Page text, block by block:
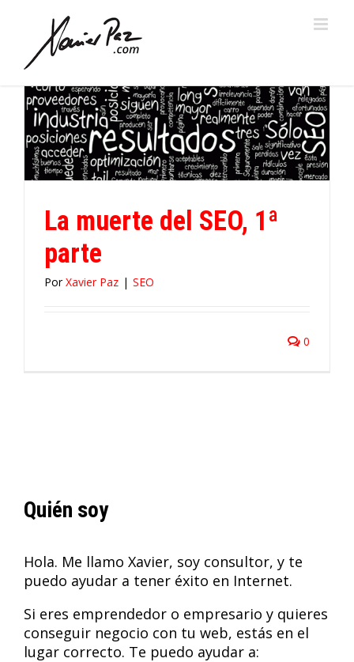
contenido
La muerte del SEO, 1ª
parte
PorXavier Paz | SEO
0
Quién soy
Hola. Me llamo Xavier, soy consultor, y te
puedo ayudar a tener éxito en Internet.
Si eres emprendedor o empresario y quieres
conseguir negocio con tu web, estás en el
lugar correcto. Te puedo ayudar a: